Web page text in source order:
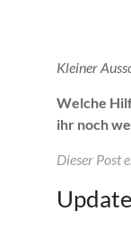
Kleiner
Welche
ihr noch
Dieser Post